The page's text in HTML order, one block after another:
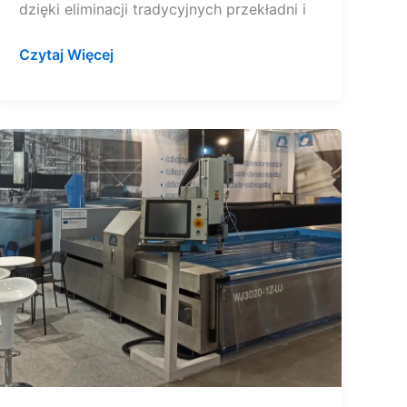
dzięki eliminacji tradycyjnych przekładni i
Czytaj Więcej
Dlaczego
warto
zaufać
serwisowi
waterjetów
PTV?
Z
tą
opcją
Twoja
inwestycja